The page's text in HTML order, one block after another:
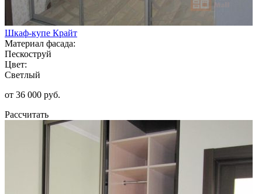
Шкаф-купе Крайт
Материал фасада:
Пескоструй
Цвет:
Светлый
от 36 000 руб.
Рассчитать